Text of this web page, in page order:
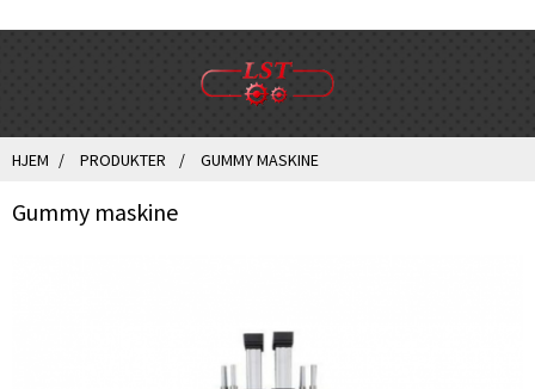
HJEM PRODUKTER GUMMY MASKINE
Gummy maskine